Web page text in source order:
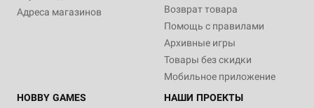
Адреса магазинов
Возврат товара
Помощь с правилами
Архивные игры
Товары без скидки
Мобильное приложение
HOBBY GAMES
НАШИ ПРОЕКТЫ